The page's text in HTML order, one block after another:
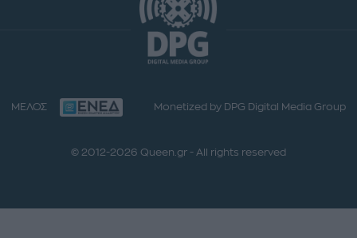
ΜΕΛΟΣ Monetized by DPG Digital Media Group
© 2012-2026 Queen.gr - All rights reserved